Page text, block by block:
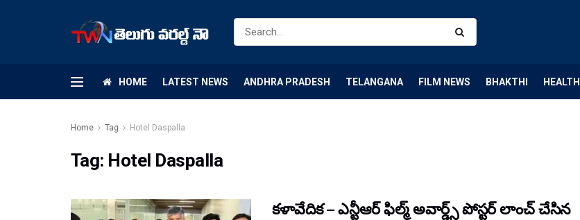
HOME LATEST NEWS ANDHRA PRADESH TELANGANA FILM NEWS BHAKTHI HEALTH
Home Tag Hotel Daspalla
Tag: Hotel Daspalla
కళావేదిక – ఎన్టీఆర్ ఫిల్మ్ అవార్డ్స్ పోస్టర్ లాంచ్ చేసిన